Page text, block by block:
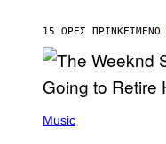
E
)
M
O
E
N
E
15 ΏΡΕΣ ΠΡΙΝΚΕΊΜΕΝΟ
P
Music